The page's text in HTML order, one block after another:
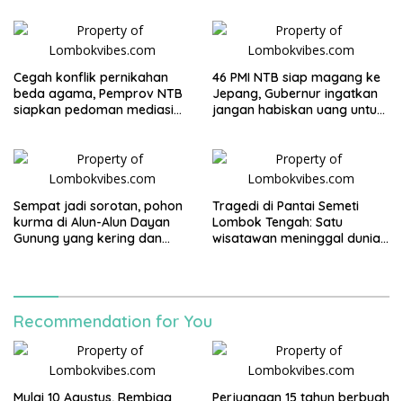
Cegah konflik pernikahan
beda agama, Pemprov NTB
siapkan pedoman mediasi
46 PMI NTB siap magang ke
Jepang, Gubernur ingatkan
jangan habiskan uang untuk
Sempat jadi sorotan, pohon
kurma di Alun-Alun Dayan
Gunung yang kering dan
Tragedi di Pantai Semeti
Lombok Tengah: Satu
wisatawan meninggal dunia
Recommendation for You
Mulai 10 Agustus, Rembiga Perjuangan 15 tahun berbuah